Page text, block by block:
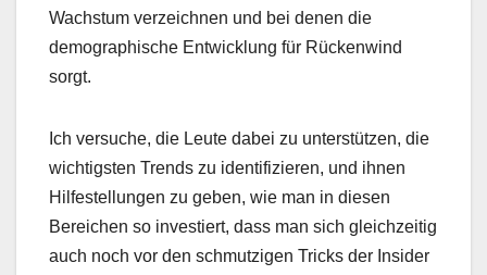
Wachstum verzeichnen und bei denen die
demographische Entwicklung für Rückenwind
sorgt.
Ich versuche, die Leute dabei zu unterstützen, die
wichtigsten Trends zu identifizieren, und ihnen
Hilfestellungen zu geben, wie man in diesen
Bereichen so investiert, dass man sich gleichzeitig
auch noch vor den schmutzigen Tricks der Insider